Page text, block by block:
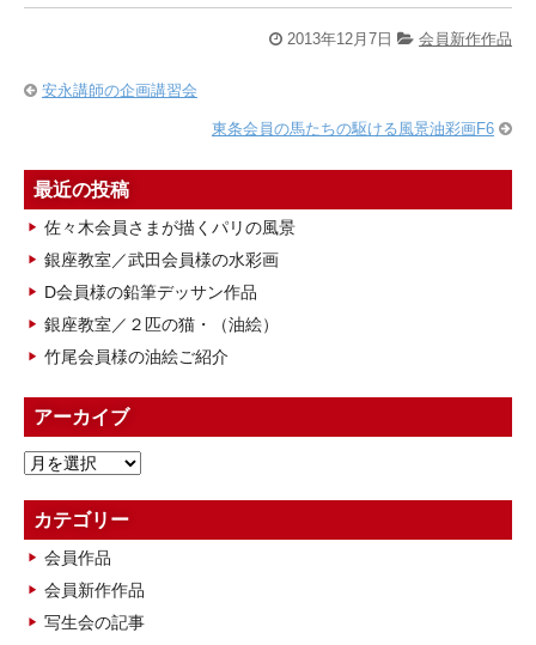
2013年12月7日 会員新作作品
安永講師の企画講習会
東条会員の馬たちの駆ける風景油彩画F6
最近の投稿
佐々木会員さまが描くパリの風景
銀座教室／武田会員様の水彩画
D会員様の鉛筆デッサン作品
銀座教室／２匹の猫・（油絵）
竹尾会員様の油絵ご紹介
アーカイブ
ア
カ
イ
ブ
カテゴリー
会員作品
会員新作作品
写生会の記事